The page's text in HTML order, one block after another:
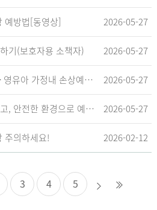
예방법[동영상] 2026-05-27
기(보호자용 소책자) 2026-05-27
<쑥쑥 안전 놀이책> 영유아 가정내 손상예방_영유아 놀이형 교육 교재 2026-05-27
집에서 시작되는 사고, 안전한 환경으로 예방해요 2026-05-27
주의하세요! 2026-02-12
3 4 5